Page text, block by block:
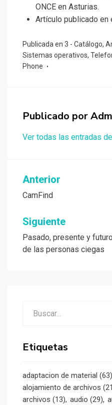
ONCE en Asturias.
Artículo publicado en
Publicada en 3 - Catálogo,
Sistemas operativos,
Phone
Publicado por
Ver todas las entradas
Navegación
de
entradas
Anterior
CamFind
Siguiente
Pasado, presente y
de las personas ciegas
Etiquetas
adaptacion de material (63)
alojamiento de archivos
archivos (13) audio (29)